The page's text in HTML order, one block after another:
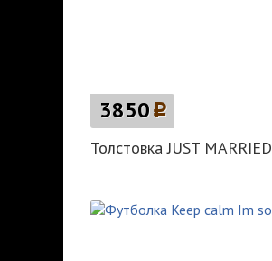
3850p
Толстовка JUST MARRIED